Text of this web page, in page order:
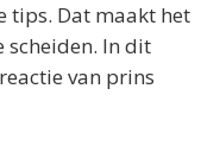
tips. Dat maakt het
scheiden. In dit
van prins